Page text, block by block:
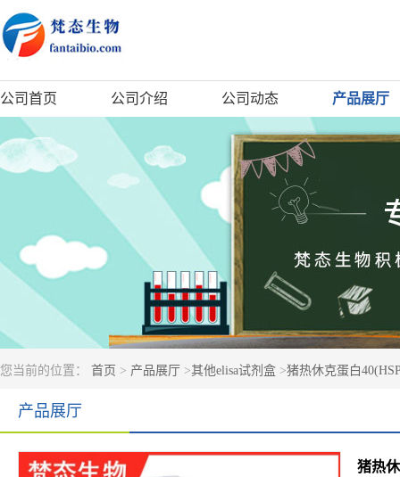
公司首页 公司介绍 公司动态 产品展厅
您当前的位置： 首页 > 产品展厅 >其他elisa试剂盒 >猪热休克蛋白
产品展厅
猪热